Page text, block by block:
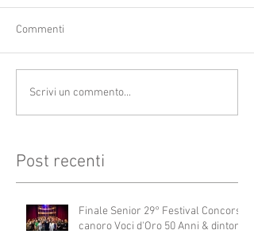
Commenti
Scrivi un commento...
Post recenti
Finale Senior 29° Festival Concorso
canoro Voci d'Oro 50 Anni & dintorni